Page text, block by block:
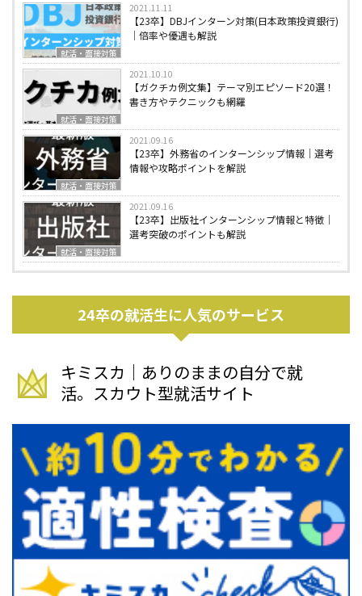
就活・面接対策
2021.11.11
【23卒】DBJインターン対策(日本政策投資銀行)
｜倍率や優遇も解説
就活・面接対策
2021.10.10
【ガクチカ例文集】テーマ別エピソード20選！
書き方やテクニックも網羅
就活・面接対策
2021.09.16
【23卒】外務省のインターンシップ情報｜選考
情報や攻略ポイントを解説
就活・面接対策
2021.09.16
【23卒】出版社インターンシップ情報と特徴｜
選考突破のポイントも解説
24卒の就活生に人気のサービス
キミスカ｜ありのままの自分で就
活。スカウト型就活サイト